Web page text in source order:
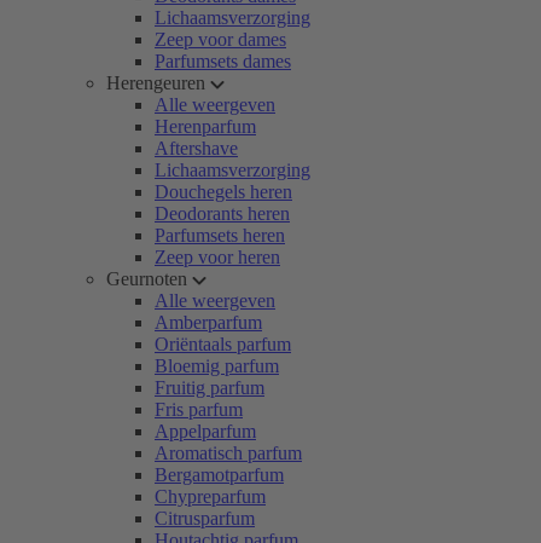
Lichaamsverzorging
Zeep voor dames
Parfumsets dames
Herengeuren
Alle weergeven
Herenparfum
Aftershave
Lichaamsverzorging
Douchegels heren
Deodorants heren
Parfumsets heren
Zeep voor heren
Geurnoten
Alle weergeven
Amberparfum
Oriëntaals parfum
Bloemig parfum
Fruitig parfum
Fris parfum
Appelparfum
Aromatisch parfum
Bergamotparfum
Chypreparfum
Citrusparfum